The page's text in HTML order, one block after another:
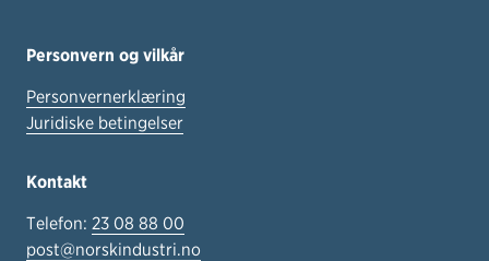
Personvern og vilkår
Personvernerklæring
Juridiske betingelser
Kontakt
Telefon: 23 08 88 00
post@norskindustri.no